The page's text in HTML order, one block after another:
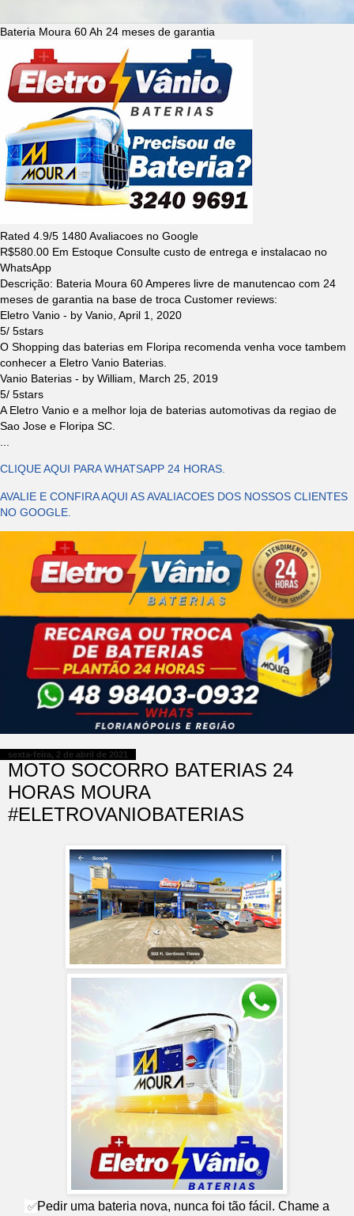
Bateria Moura 60 Ah 24 meses de garantia
Rated 4.9/5 1480Avaliacoes no Google
R$580.00 Em Estoque Consulte custo de entrega e instalacao no
WhatsApp
Descrição: Bateria Moura 60 Amperes livre de manutencao com 24
meses de garantia na base de troca Customer reviews:
Eletro Vanio - by Vanio April 1, 2020
5/ 5stars
O Shopping das baterias em Floripa recomenda venha voce tambem
conhecer a Eletro Vanio Baterias.
Vanio Baterias - by William
March 25, 2019
5/ 5stars
A Eletro Vanio e a melhor loja de baterias automotivas da regiao de
Sao Jose e Floripa SC.
CLIQUE AQUI PARA WHATSAPP 24 HORAS.
AVALIE E CONFIRA AQUI AS AVALIACOES DOS NOSSOS CLIENTES
NO GOOGLE.
sexta-feira, 2 de abril de 2021
MOTO SOCORRO BATERIAS 24
HORAS MOURA
#ELETROVANIOBATERIAS
✅Pedir uma bateria nova, nunca foi tão fácil. Chame a